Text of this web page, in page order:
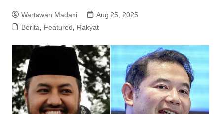
Wartawan Madani
Aug 25, 2025
Berita, Featured, Rakyat